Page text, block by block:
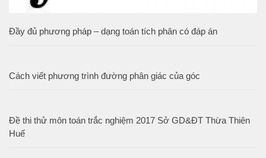
Đầy đủ phương pháp – dạng toán tích phân có đáp án
Cách viết phương trình đường phân giác của góc
Đề thi thử môn toán trắc nghiệm 2017 Sở GD&ĐT Thừa Thiên
Huế